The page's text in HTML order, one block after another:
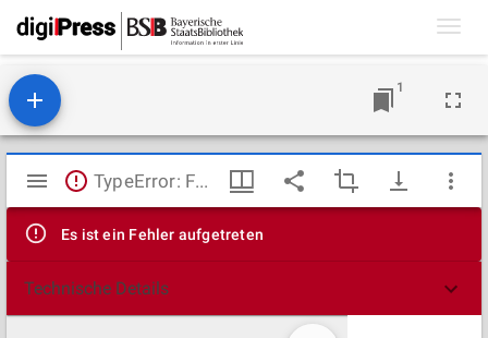
1
Mirador
Viewer
TypeError: Failed to fetch
Es ist ein Fehler aufgetreten
Technische Details